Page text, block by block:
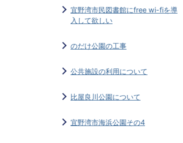
宜野湾市民図書館にfree wi-fiを導
入して欲しい
のだけ公園の工事
公共施設の利用について
比屋良川公園について
宜野湾市海浜公園その4